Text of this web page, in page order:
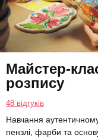
Майстер-
розпису
48 відгуків
Навчання
пензлі, фарби та